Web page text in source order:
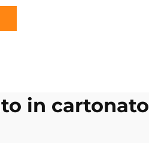
in cartonato